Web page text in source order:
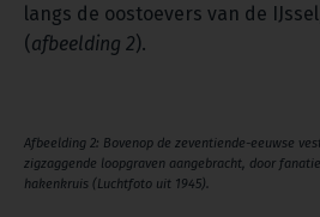
langs de oostoevers van de
(afbeelding 2).
Afbeelding 2: Bovenop de zeventiende-eeuwse
zigzaggende loopgraven aangebracht, door
hakenkruis (Luchtfoto uit 1945).